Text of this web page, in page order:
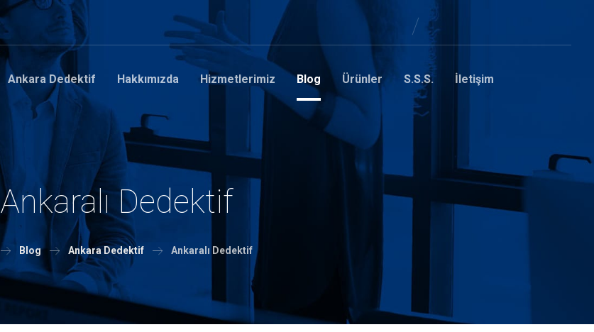
Ankara Dedektif Hakkımızda Hizmetlerimiz Blog Ürünler S.S.S. İletişim
Ankaralı Dedektif
Blog Ankara Dedektif Ankaralı Dedektif